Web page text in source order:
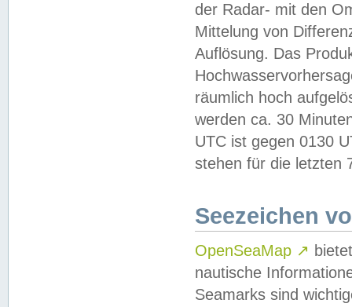
der Radar- mit den
Mittelung von
Auflösung. Das
räumlich hoch
werden ca. 30
UTC ist gegen 0130
stehen für die letzten
Seezeichen
OpenSeaMap ↗
nautische
Seamarks sind